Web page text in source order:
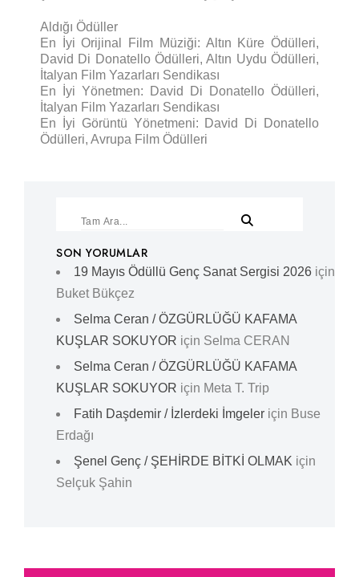
Aldığı Ödüller
En İyi Orijinal Film Müziği: Altın Küre Ödülleri,
David Di Donatello Ödülleri, Altın Uydu Ödülleri,
İtalyan Film Yazarları Sendikası
En İyi Yönetmen: David Di Donatello Ödülleri,
İtalyan Film Yazarları Sendikası
En İyi Görüntü Yönetmeni: David Di Donatello
Ödülleri, Avrupa Film Ödülleri
SON YORUMLAR
19 Mayıs Ödüllü Genç Sanat Sergisi 2026 için
Buket Bükçez
Selma Ceran / ÖZGÜRLÜĞÜ KAFAMA
KUŞLAR SOKUYOR için Selma CERAN
Selma Ceran / ÖZGÜRLÜĞÜ KAFAMA
KUŞLAR SOKUYOR için Meta T. Trip
Fatih Daşdemir / İzlerdeki İmgeler için Buse
Erdağı
Şenel Genç / ŞEHİRDE BİTKİ OLMAK için
Selçuk Şahin